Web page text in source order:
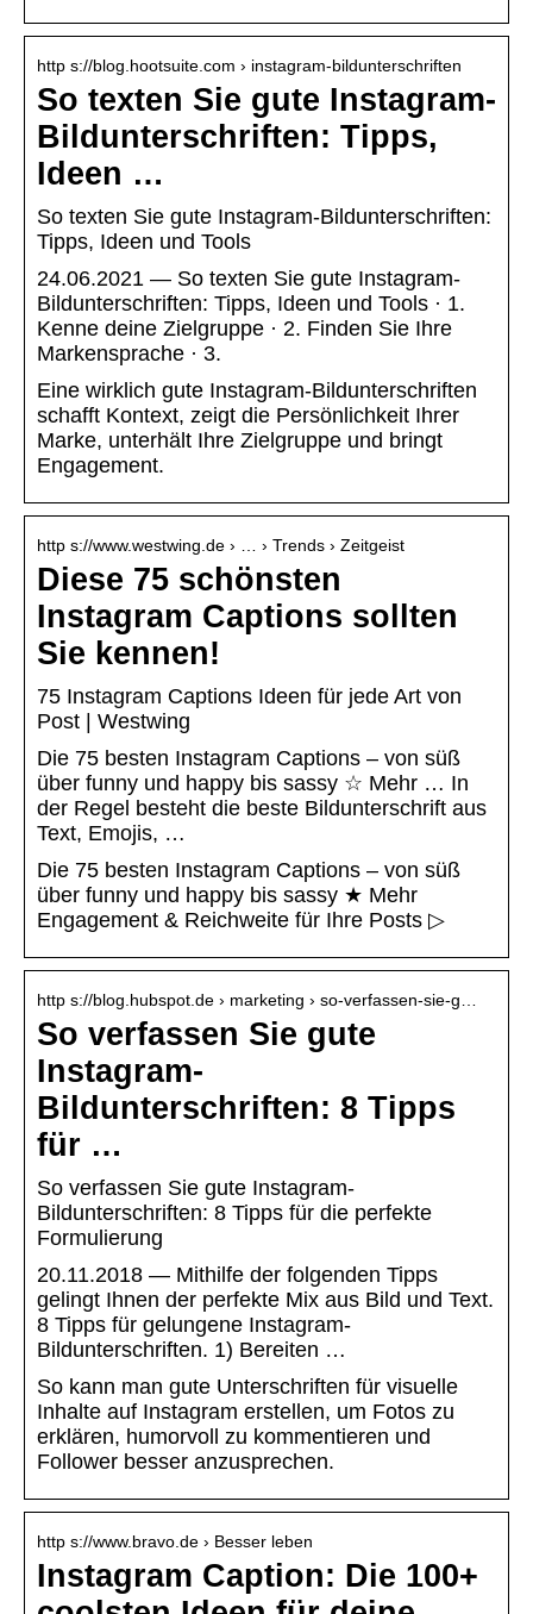
http s://blog.hootsuite.com › instagram-bildunterschriften
So texten Sie gute Instagram-
Bildunterschriften: Tipps,
Ideen …
So texten Sie gute Instagram-Bildunterschriften:
Tipps, Ideen und Tools
24.06.2021 — So texten Sie gute Instagram-
Bildunterschriften: Tipps, Ideen und Tools · 1.
Kenne deine Zielgruppe · 2. Finden Sie Ihre
Markensprache · 3.
Eine wirklich gute Instagram-Bildunterschriften
schafft Kontext, zeigt die Persönlichkeit Ihrer
Marke, unterhält Ihre Zielgruppe und bringt
Engagement.
http s://www.westwing.de › … › Trends › Zeitgeist
Diese 75 schönsten
Instagram Captions sollten
Sie kennen!
75 Instagram Captions Ideen für jede Art von
Post | Westwing
Die 75 besten Instagram Captions – von süß
über funny und happy bis sassy ☆ Mehr … In
der Regel besteht die beste Bildunterschrift aus
Text, Emojis, …
Die 75 besten Instagram Captions – von süß
über funny und happy bis sassy ★ Mehr
Engagement & Reichweite für Ihre Posts ▷
http s://blog.hubspot.de › marketing › so-verfassen-sie-g…
So verfassen Sie gute
Instagram-
Bildunterschriften: 8 Tipps
für …
So verfassen Sie gute Instagram-
Bildunterschriften: 8 Tipps für die perfekte
Formulierung
20.11.2018 — Mithilfe der folgenden Tipps
gelingt Ihnen der perfekte Mix aus Bild und Text.
8 Tipps für gelungene Instagram-
Bildunterschriften. 1) Bereiten …
So kann man gute Unterschriften für visuelle
Inhalte auf Instagram erstellen, um Fotos zu
erklären, humorvoll zu kommentieren und
Follower besser anzusprechen.
http s://www.bravo.de › Besser leben
Instagram Caption: Die 100+